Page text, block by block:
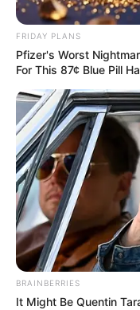
Posted
in
Friss hírek
Kaufland –
a Lidl
bySzerző •
FRIDAY PLANS
Pfizer's Worst
For This 87¢ Blue Pill
BRAINBERRIES
It Might Be Quentin